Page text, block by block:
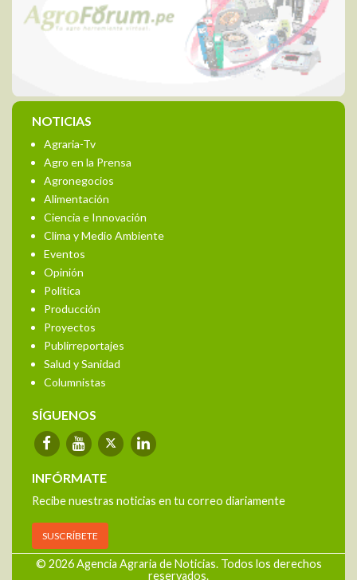
NOTICIAS
Agraria-Tv
Agro en la Prensa
Agronegocios
Alimentación
Ciencia e Innovación
Clima y Medio Ambiente
Eventos
Opinión
Política
Producción
Proyectos
Publirreportajes
Salud y Sanidad
Columnistas
SÍGUENOS
INFÓRMATE
Recibe nuestras noticias en tu correo diariamente
SUSCRÍBETE
© 2026 Agencia Agraria de Noticias. Todos los derechos
reservados.